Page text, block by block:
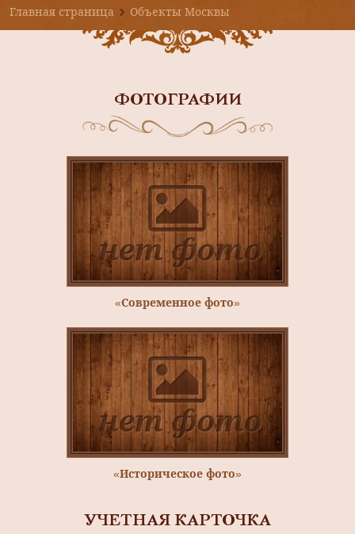
Главная страница
Объекты Москвы
ФОТОГРАФИИ
«Современное фото»
«Историческое фото»
УЧЕТНАЯ КАРТОЧКА